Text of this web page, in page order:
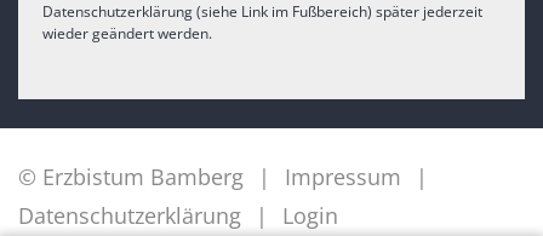
Datenschutzerklärung (siehe Link im Fußbereich) später jederzeit
wieder geändert werden.
© Erzbistum Bamberg
Impressum
Datenschutzerklärung
Login